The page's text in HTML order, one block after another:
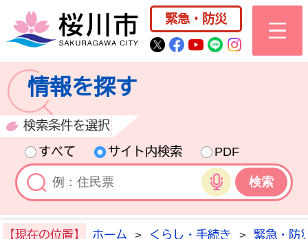
桜川市公式ホー
緊急・防災
桜川市公式Twitter
桜川市公式
桜川市公式
桜川市公式
情報を探す
検索条件を選択
すべて
サイト内検索
PDF
音声検索
【現在の位置】 ホーム > くらし・手続き > 緊急・防